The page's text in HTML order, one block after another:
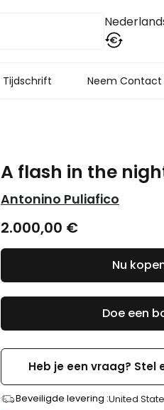
€
Tijdschrift Neem Contact
A flash in the
Antonino Puliafico
2.000,00 €
Doe een
Heb je een vraag? Stel
Beveiligde levering :United
Nu